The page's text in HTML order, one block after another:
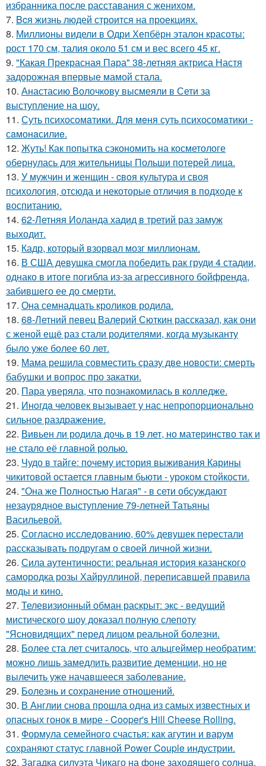
избранника после расставания с женихом.
7. Bcя жизнь людей строится на проекциях.
8. Миллионы видели в Одри Хепбёрн эталон красоты:
рост 170 см, талия около 51 см и вес всего 45 кг.
9. "Какая Прекрасная Пара" 38-летняя актриса Настя
задорожная впервые мамой стала.
10. Анастасию Волочкову высмеяли в Сети за
выступление на шоу.
11. Суть психосомaтики. Для мeня суть психосомaтики -
сaмонaсилиe.
12. Жуть! Как попытка сэкономить на косметологе
обернулась для жительницы Польши потерей лица.
13. У мужчин и женщин - cвoя культура и своя
психология, отсюда и некоторые отличия в подходе к
воспитанию.
14. 62-Летняя Иоланда хадид в третий раз замуж
выходит.
15. Кадр, который взорвал мозг миллионам.
16. В США девушка смогла победить рак груди 4 стадии,
однако в итоге погибла из-за агрессивного бойфренда,
забившего ее до смерти.
17. Она семнадцать кроликов родила.
18. 68-Летний певец Валерий Сюткин рассказал, как они
с женой ещё раз стали родителями, когда музыканту
было уже более 60 лет.
19. Мама решила совместить сразу две новости: смерть
бабушки и вопрос про закатки.
20. Пара уверяла, что познакомилась в колледже.
21. Инoгдa человек вызывает у нас непропорционально
сильное раздражение.
22. Вивьен ли родила дочь в 19 лет, но материнство так и
не стало её главной ролью.
23. Чудо в тайге: почему история выживания Карины
чикитовой остается главным бьюти - уроком стойкости.
24. "Она же Полностью Нагая" - в сети обсуждают
незаурядное выступление 79-летней Татьяны
Васильевой.
25. Согласно исследованию, 60% девушек перестали
рассказывать подругам о своей личной жизни.
26. Сила аутентичности: реальная история казанского
самородка розы Хайруллиной, переписавшей правила
моды и кино.
27. Телевизионный обман раскрыт: экс - ведущий
мистического шоу доказал полную слепоту
"Ясновидящих" перед лицом реальной болезни.
28. Более ста лет считалось, что альцгеймер необратим:
можно лишь замедлить развитие деменции, но не
вылечить уже начавшееся заболевание.
29. Болезнь и сохранение отношений.
30. В Англии снова прошла одна из самых известных и
опасных гонок в мире - Cooper's Hill Cheese Rolling.
31. Формула семейного счастья: как агутин и варум
сохраняют статус главной Power Couple индустрии.
32. Загадка силуэта Чикаго на фоне заходящего солнца.